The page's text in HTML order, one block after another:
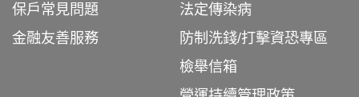
保戶常見問題
金融友善服務
法定傳染病
防制洗錢/打擊資恐專區
檢舉信箱